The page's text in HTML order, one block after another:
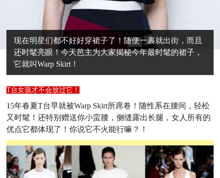
现在明星们都不好好穿裙子了！随便一裹就出街，而且
还时髦亮眼！今天芭主为大家揭秘今年最时髦的裙子，
它就叫Warp Skirt！
T台女孩才不会放过它！
15年春夏T台早就被Warp Skirt所席卷！随性系在腰间，轻松
又时髦！还特别赠送你小蛮腰，侧缝露出长腿，女人所有的
优点它都体现了！你说它不火能行嘛？！